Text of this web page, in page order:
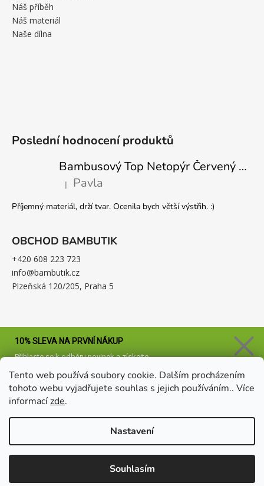
Tento web používá soubory cookie. Dalším procházením
tohoto webu vyjadřujete souhlas s jejich používáním.. Více
informacízde.
Nastavení
Souhlasím
Náš příběh
Náš materiál
Naše dílna
Poslední hodnocení produktů
Bambusový Top Netopýr Červený 3/4 Rukáv Volný Střih Dámský
Hodnocení produktu je 5 z 5 hvězdiček.
| Pavla
Příjemný materiál, drží tvar. Ocenila bych větší výstřih. :)
OBCHOD BAMBUTIK
+420 608 223 723
info@bambutik.cz
Plzeňská 120/205, Praha 5
Bambutik. Všechna práva vyhrazena.
10%SLEVA NA PRVNÍ NÁKUP
Přihlaste se k odběru novinek a získejte
k velkému pohodlí.
Zásady zpracování osobních údajů